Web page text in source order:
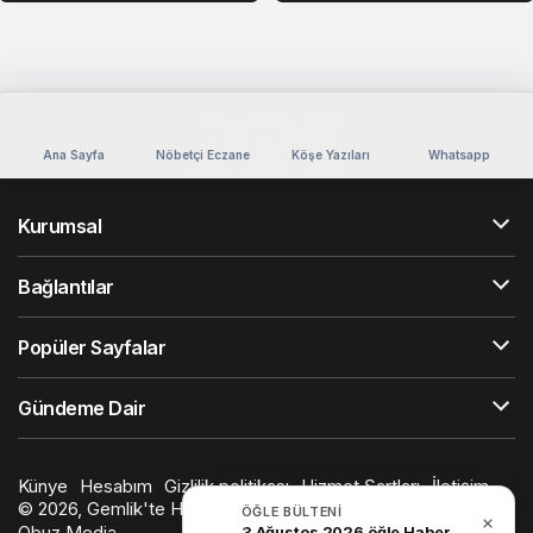
ÖĞLE BÜLTENI
Ana Sayfa Nöbetçi Eczane Köşe Yazıları Whatsapp
Kurumsal
Bağlantılar
Popüler Sayfalar
Gündeme Dair
Künye Hesabım Gizlilik politikası Hizmet Şartları İletişim
© 2026, Gemlik'te Hayat. Tüm Hakları Saklıdır. Design by